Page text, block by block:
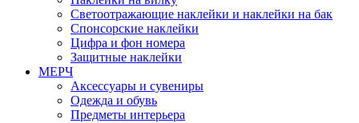
Светоотражающие наклейки и наклейки на бак
Спонсорские наклейки
Цифра и фон номера
Защитные наклейки
МЕРЧ
Аксессуары и сувениры
Одежда и обувь
Предметы интерьера